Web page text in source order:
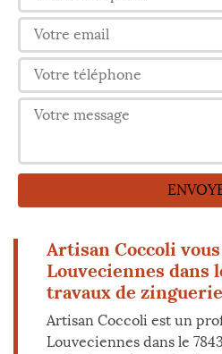
Artisan Coccoli
Louveciennes dans
travaux de
Artisan Coccoli est un
Louveciennes dans le